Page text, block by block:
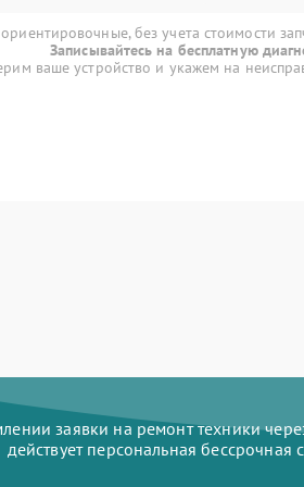
без учета стоимости
Записывайтесь на бесплатную
ваше устройство и укажем на
заявки на ремонт техники
действует персональная бессрочная